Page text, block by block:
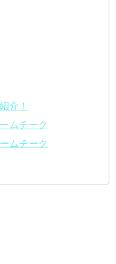
介！
ムチーク
ムチーク